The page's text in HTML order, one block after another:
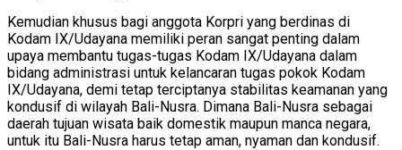
Kemudian khusus bagi anggota Korpri yang berdinas di
Kodam IX/Udayana memiliki peran sangat penting dalam
upaya membantu tugas-tugas Kodam IX/Udayana dalam
bidang administrasi untuk kelancaran tugas pokok Kodam
IX/Udayana, demi tetap terciptanya stabilitas keamanan yang
kondusif di wilayah Bali-Nusra. Dimana Bali-Nusra sebagai
daerah tujuan wisata baik domestik maupun manca negara,
untuk itu Bali-Nusra harus tetap aman, nyaman dan kondusif.